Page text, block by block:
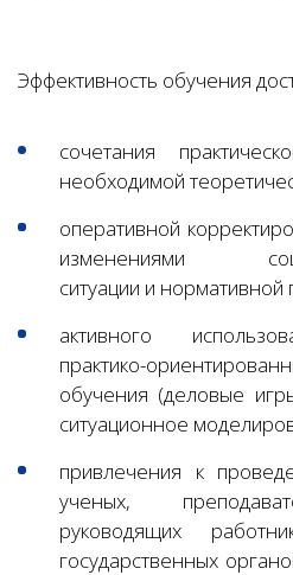
Эффективность обучения
сочетания
необходимой
оперативной
изменениями
ситуации и нормативной
активного
практико-
обучения (деловые
ситуационное
привлечения к
ученых,
руководящих
государственных